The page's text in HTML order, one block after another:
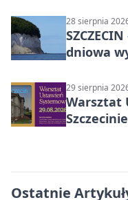
28 sierpnia
dniowa
29 sierpnia
Warsztat
Ostatnie